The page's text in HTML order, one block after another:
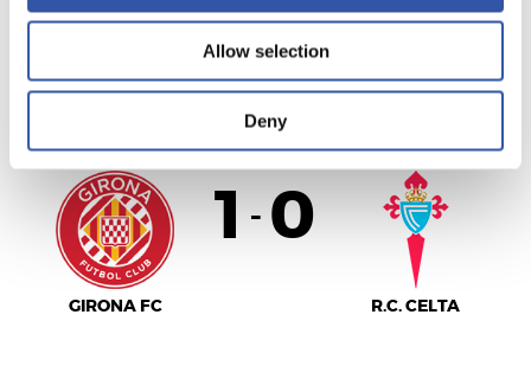
Allow selection
Deny
LALIGA
GIRONA FC
1 - 0
R.C. CELTA